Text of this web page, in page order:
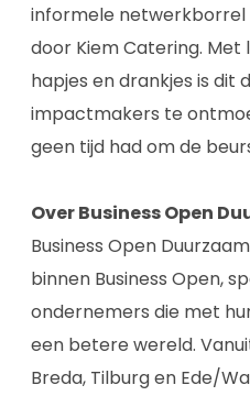
informele netwerkborrel
door Kiem Catering. Met
hapjes en drankjes is dit
impactmakers te
geen tijd had om de
Over Business Open
Business Open
binnen Business Open,
ondernemers die met
een betere wereld.
Breda, Tilburg en Ede/